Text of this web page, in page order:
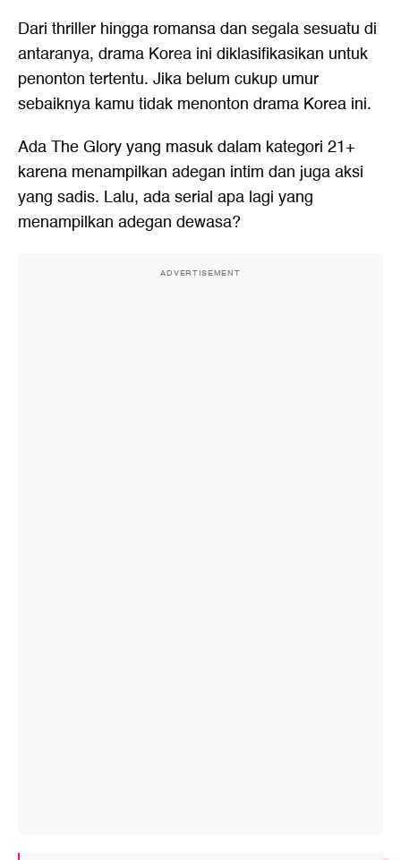
Dari thriller hingga romansa dan segala sesuatu di
antaranya, drama Korea ini diklasifikasikan untuk
penonton tertentu. Jika belum cukup umur
sebaiknya kamu tidak menonton drama Korea ini.
Ada The Glory yang masuk dalam kategori 21+
karena menampilkan adegan intim dan juga aksi
yang sadis. Lalu, ada serial apa lagi yang
menampilkan adegan dewasa?
ADVERTISEMENT